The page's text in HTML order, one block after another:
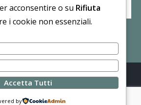
distribuiti con licenza
CC BY-NC
acconsentire o su Rifiuta
i cookie non essenziali.
Accetta Tutti
by